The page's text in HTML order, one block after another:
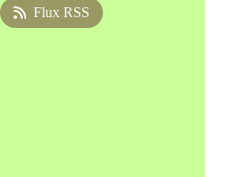
Flux RSS